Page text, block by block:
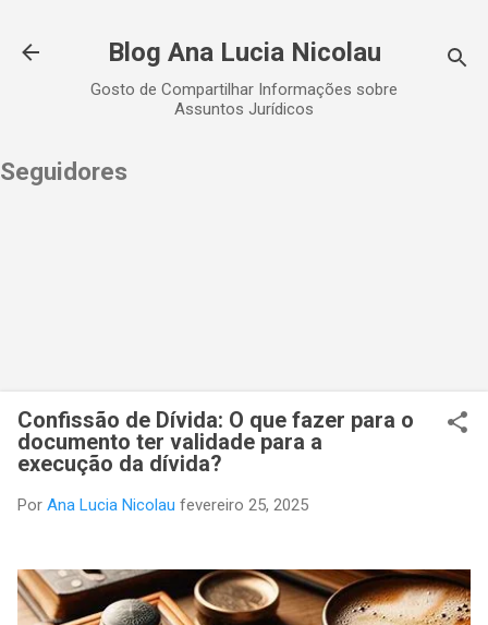
Blog Ana Lucia Nicolau
Gosto de Compartilhar Informações sobre
Assuntos Jurídicos
Seguidores
Confissão de Dívida: O que fazer para o
documento ter validade para a
execução da dívida?
Por Ana Lucia Nicolau fevereiro 25, 2025